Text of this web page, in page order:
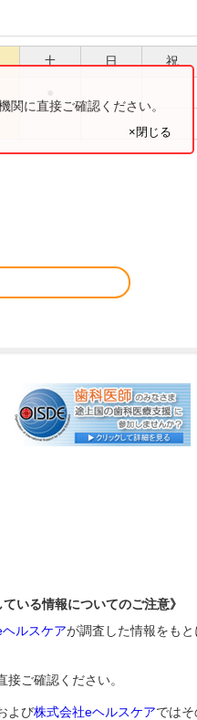
土 日 祝
に直接ご確認ください。
×閉じる
ている情報についてのご注意》
ルスケアが調査した情報をも
ご確認ください。
よび株式会社eヘルスケアでは